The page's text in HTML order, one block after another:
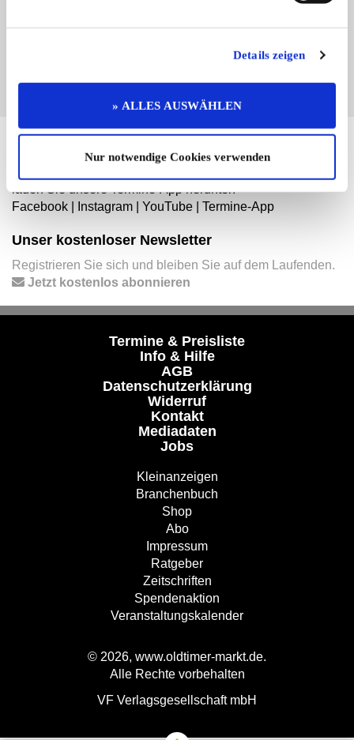
Details zeigen
» ALLES AUSWÄHLEN
Nur notwendige Cookies verwenden
ergänzen und für sich zu nutzen:
EINTRAG JETZT ÜBERNEHMEN
laden Sie unsere Termine-App herunter:
Facebook
Instagram YouTube Termine-App
Unser kostenloser Newsletter
Registrieren Sie sich und bleiben Sie auf dem Laufenden.
Jetzt kostenlos abonnieren
Termine & Preisliste
Info & Hilfe
AGB
Datenschutzerklärung
Widerruf
Kontakt
Mediadaten
Jobs
Kleinanzeigen
Branchenbuch
Shop
Abo
Impressum
Ratgeber
Zeitschriften
Spendenaktion
Veranstaltungskalender
© 2026, www.oldtimer-markt.de.
Alle Rechte vorbehalten
VF Verlagsgesellschaft mbH